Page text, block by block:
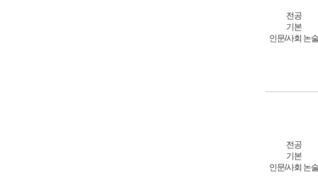
전공
기본
인문/사회 논술
전공
기본
인문/사회 논술